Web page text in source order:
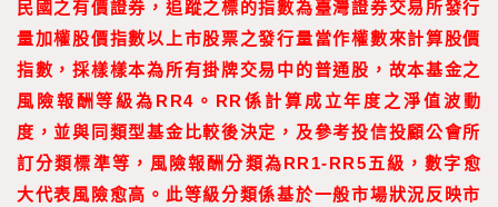
民國之有價證券，追蹤之標的指數為臺灣證券交易所發行
量加權股價指數以上市股票之發行量當作權數來計算股價
指數，採樣樣本為所有掛牌交易中的普通股，故本基金之
風險報酬等級為RR4。RR係計算成立年度之淨值波動
度，並與同類型基金比較後決定，及參考投信投顧公會所
訂分類標準等，風險報酬分類為RR1-RR5五級，數字愈
大代表風險愈高。此等級分類係基於一般市場狀況反映市